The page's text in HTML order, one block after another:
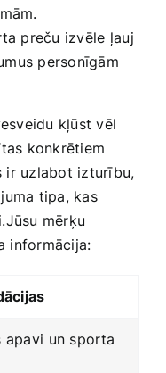
preču izvēle⁣ ļauj
personīgām
kļūst vēl
konkrētiem‌
ir uzlabot ‍izturību,
‌tipa, kas‌
mērķu
informācija:
⁤apavi⁤ un‍ sporta